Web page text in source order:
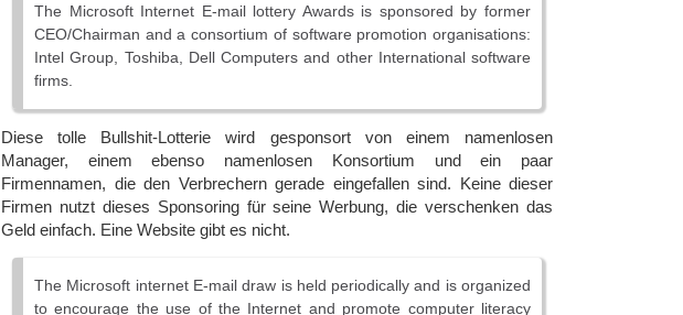
The Microsoft Internet E-mail lottery Awards is sponsored by former
CEO/Chairman and a consortium of software promotion organisations:
Intel Group, Toshiba, Dell Computers and other International software
firms.
Diese tolle Bullshit-Lotterie wird gesponsort von einem namenlosen
Manager, einem ebenso namenlosen Konsortium und ein paar
Firmennamen, die den Verbrechern gerade eingefallen sind. Keine dieser
Firmen nutzt dieses Sponsoring für seine Werbung, die verschenken das
Geld einfach. Eine Website gibt es nicht.
The Microsoft internet E-mail draw is held periodically and is organized
to encourage the use of the Internet and promote computer literacy